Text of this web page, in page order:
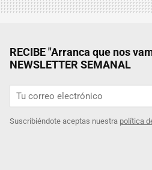
RECIBE "Arranca que nos
NEWSLETTER SEMANAL
Suscribiéndote aceptas nuestra política